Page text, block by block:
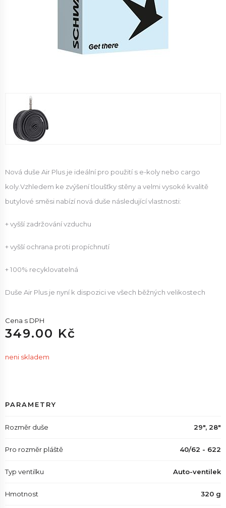
Nová duše Air Plus je ideální pro použití s ​​e-koly nebo cargo
koly.Vzhledem ke zvýšení tloušťky stěny a velmi vysoké kvalitě
butylové směsi nabízí nová duše následující vlastnosti:
+ vyšší zadržování vzduchu
+ vyšší ochrana proti propíchnutí
+ 100% recyklovatelná
Duše Air Plus je nyní k dispozici ve všech běžných velikostech
Cena s DPH
349.00 Kč
neni skladem
PARAMETRY
Rozměr duše 29", 28"
Pro rozměr pláště 40/62 - 622
Typ ventilku Auto-ventilek
Hmotnost 320 g